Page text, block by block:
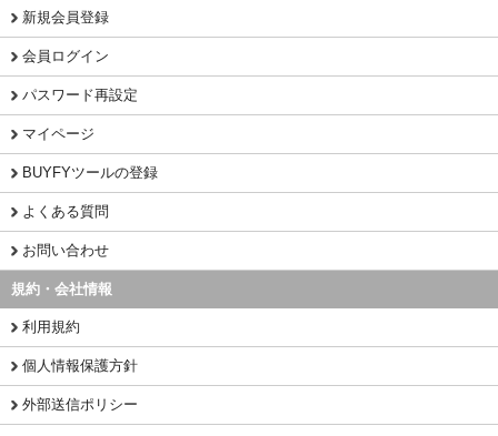
新規会員登録
会員ログイン
パスワード再設定
マイページ
BUYFYツールの登録
よくある質問
お問い合わせ
規約・会社情報
利用規約
個人情報保護方針
外部送信ポリシー